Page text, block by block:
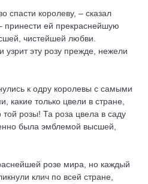
спасти королеву, – сказал
принести ей прекраснейшую
чистейшей любви.
узрит эту розу прежде, нежели
к одру королевы с самыми
какие только цвели в стране,
розы! Та роза цвела в саду
была эмблемой высшей,
розе мира, но каждый
клич по всей стране,